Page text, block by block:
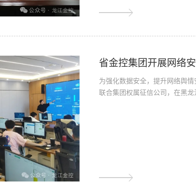
省金控集团开展网络
为强化数据安全，提升网络舆
联合集团权属征信公司，在黑